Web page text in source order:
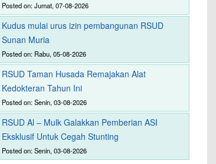
Posted on: Jumat, 07-08-2026
Kudus mulai urus izin pembangunan RSUD
Sunan Muria
Posted on: Rabu, 05-08-2026
RSUD Taman Husada Remajakan Alat
Kedokteran Tahun Ini
Posted on: Senin, 03-08-2026
RSUD Al – Mulk Galakkan Pemberian ASI
Eksklusif Untuk Cegah Stunting
Posted on: Senin, 03-08-2026